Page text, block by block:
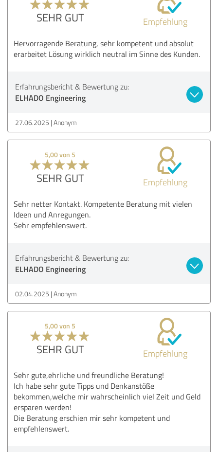
SEHR GUT Empfehlung
Hervorragende Beratung, sehr kompetent und absolut
erarbeitet Lösung wirklich neutral im Sinne des Kunden.
Erfahrungsbericht & Bewertung zu:
ELHADO Engineering
27.06.2025 Anonym
5,00 von 5
SEHR GUT Empfehlung
Sehr netter Kontakt. Kompetente Beratung mit vielen
Ideen und Anregungen.
Sehr empfehlenswert.
Erfahrungsbericht & Bewertung zu:
ELHADO Engineering
02.04.2025 Anonym
5,00 von 5
SEHR GUT Empfehlung
Sehr gute,ehrliche und freundliche Beratung!
Ich habe sehr gute Tipps und Denkanstöße
bekommen,welche mir wahrscheinlich viel Zeit und Geld
ersparen werden!
Die Beratung erschien mir sehr kompetent und
empfehlenswert.